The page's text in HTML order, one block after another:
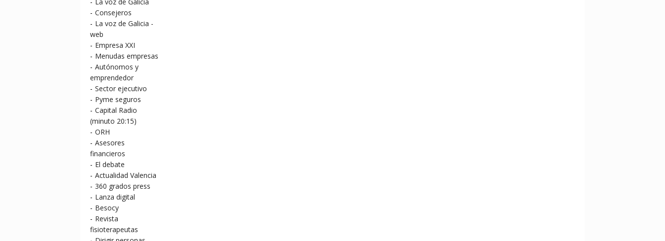
- Consejeros
- La voz de Galicia -
web
- Empresa XXI
- Menudas empresas
- Autónomos y
emprendedor
- Sector ejecutivo
- Pyme seguros
- Capital Radio
(minuto 20:15)
- ORH
- Asesores
financieros
- El debate
- Actualidad Valencia
- 360 grados press
- Lanza digital
- Besocy
- Revista
fisioterapeutas